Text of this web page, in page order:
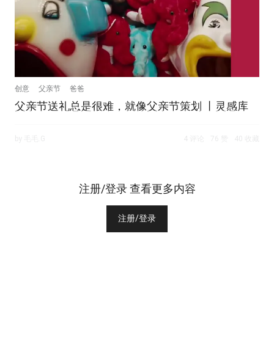
创意 父亲节 爸爸
父亲节送礼总是很难，就像父亲节策划 丨灵感库
注册/登录 查看更多内容
注册/登录